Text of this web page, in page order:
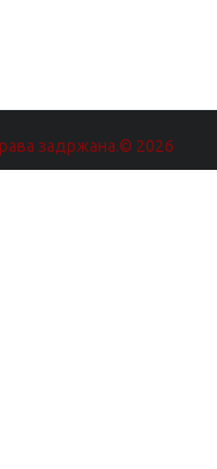
задржана.© 2026